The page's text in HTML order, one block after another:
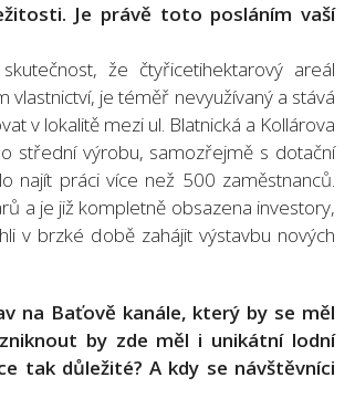
Je právě toto posláním vaší
že čtyřicetihektarový areál
je téměř nevyužívaný a stává
v lokalitě mezi ul. Blatnická a Kollárova
střední výrobu, samozřejmě s dotační
najít práci více než 500 zaměstnanců.
a je již kompletně obsazena investory,
v brzké době zahájit výstavbu nových
na Baťově kanále, který by se měl
by zde měl i unikátní lodní
tak důležité? A kdy se návštěvníci